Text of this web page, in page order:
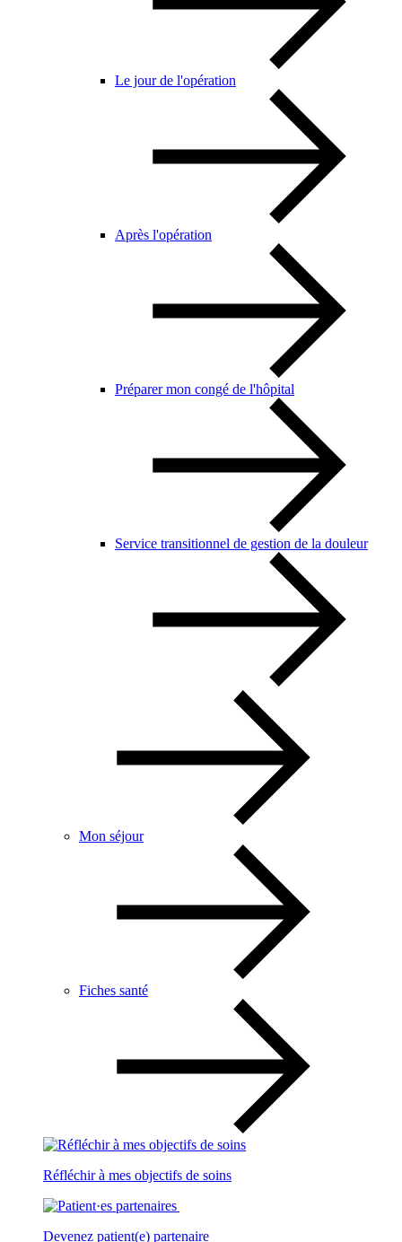
Le jour de l'opération
Après l'opération
Préparer mon congé de l'hôpital
Service transitionnel de gestion de la douleur
Mon séjour
Fiches santé
Réfléchir à mes objectifs de soins
Devenez patient(e) partenaire